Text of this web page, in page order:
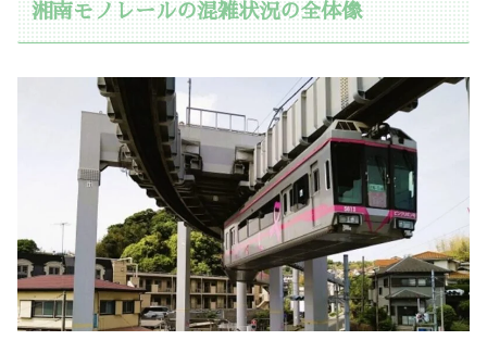
湘南モノレールの混雑状況の全体像